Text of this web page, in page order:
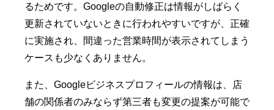
るためです。Googleの自動修正は情報がしばらく
更新されていないときに行われやすいですが、正確
に実施され、間違った営業時間が表示されてしまう
ケースも少なくありません。
また、Googleビジネスプロフィールの情報は、店
舗の関係者のみならず第三者も変更の提案が可能で